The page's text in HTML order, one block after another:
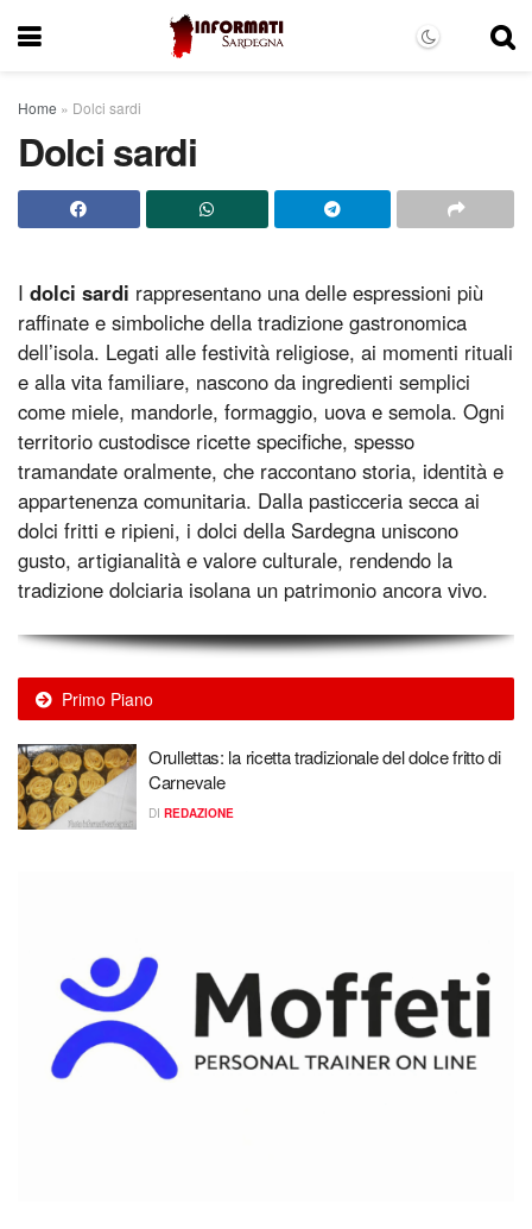
Home » Dolci sardi
Dolci sardi
I dolci sardi rappresentano una delle espressioni più
raffinate e simboliche della tradizione gastronomica
dell’isola. Legati alle festività religiose, ai momenti rituali
e alla vita familiare, nascono da ingredienti semplici
come miele, mandorle, formaggio, uova e semola. Ogni
territorio custodisce ricette specifiche, spesso
tramandate oralmente, che raccontano storia, identità e
appartenenza comunitaria. Dalla pasticceria secca ai
dolci fritti e ripieni, i dolci della Sardegna uniscono
gusto, artigianalità e valore culturale, rendendo la
tradizione dolciaria isolana un patrimonio ancora vivo.
Primo Piano
Orullettas: la ricetta tradizionale del dolce fritto di
Carnevale
DI REDAZIONE